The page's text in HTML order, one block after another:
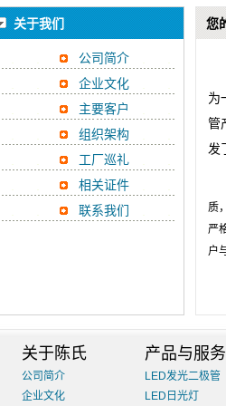
关于我们
公司简介
企业文化
主要客户
组织架构
工厂巡礼
相关证件
联系我们
您
为
管
发
质
严
户
关于陈氏
公司简介
企业文化
产品与服务
LED发光二极管
LED日光灯